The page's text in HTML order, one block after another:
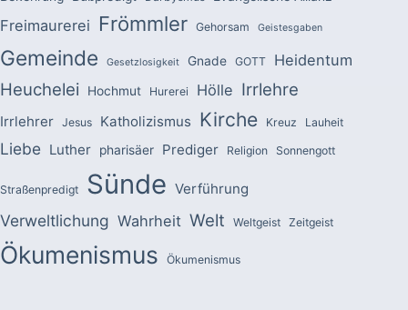
Freimaurerei Frömmler Gehorsam Geistesgaben
Gemeinde Gesetzlosigkeit Gnade GOTT Heidentum
Heuchelei Hochmut Hurerei Hölle Irrlehre
Irrlehrer Jesus Katholizismus Kirche Kreuz Lauheit
Liebe Luther pharisäer Prediger Religion Sonnengott
Straßenpredigt Sünde Verführung
Verweltlichung Wahrheit Welt Weltgeist Zeitgeist
Ökumenismus Ökumenismus